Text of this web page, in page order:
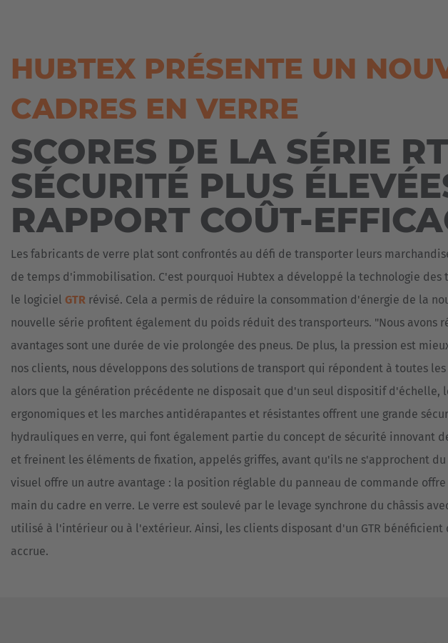
GROS
TONNAGE
VÉHICULES
POUR
LOURDES
AGV
-
SYSTÈMES
TRANSPORT
SANS
SYSTÈMES
DE
PRÉPARATION
DE
COMMANDES
VÉHICULES
SYSTÈMES
D'ASSISTANCE
RÉFÉRENCES
MATÉRIEL
D’OCCASION
FONDERIE
MATÉRIAUX
DE
OUTILS
DE
L’INDUSTRIE
PNEUMATIQUE
PLASTIQUES
&
FENÊTRES
TRANSPORT
MÉTAUX
TRANSPORT
BENNES
ET
DE
CONTENEURS
DE
TRANSPORT
CONDUCTEUR
TÉLÉCHARGEMENTS
DURABILITÉ
FILIALES
France
Français
Great Britain
English
Italia
HUBTEX PRÉSENTE UN
CADRES EN VERRE
SCORES DE LA SÉRIE
SÉCURITÉ PLUS
RAPPORT COÛT-
Les fabricants de verre plat sont confrontés au défi de transporter leurs
de temps d'immobilisation. C'est pourquoi Hubtex a développé la technologie
le logiciel GTR révisé. Cela a permis de réduire la consommation d'énergie de la
nouvelle série profitent également du poids réduit des transporteurs. "Nous
avantages sont une durée de vie prolongée des pneus. De plus, la pression est
nos clients, nous développons des solutions de transport qui répondent à toutes
alors que la génération précédente ne disposait que d'un seul dispositif
ergonomiques et les marches antidérapantes et résistantes offrent une grande
hydrauliques en verre, qui font également partie du concept de sécurité innovant
et freinent les éléments de fixation, appelés griffes, avant qu'ils ne s'approchent
visuel offre un autre avantage : la position réglable du panneau de commande
main du cadre en verre. Le verre est soulevé par le levage synchrone du châssis
utilisé à l'intérieur ou à l'extérieur. Ainsi, les clients disposant d'un GTR
accrue.